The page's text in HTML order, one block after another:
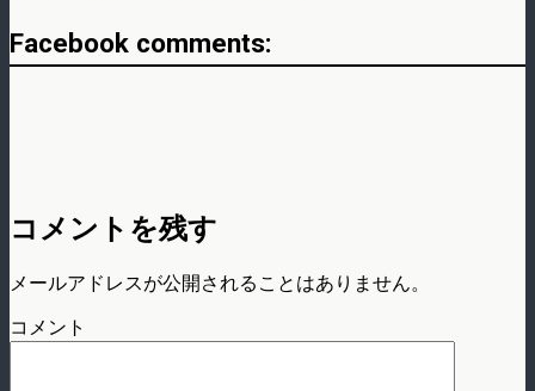
Facebook comments:
コメントを残す
メールアドレスが公開されることはありません。
コメント